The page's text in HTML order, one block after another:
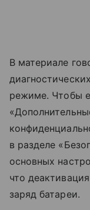
В материале
режиме. Чтобы
в разделе
основных
что
заряд батареи.